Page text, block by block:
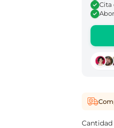
Cita
Cantidad